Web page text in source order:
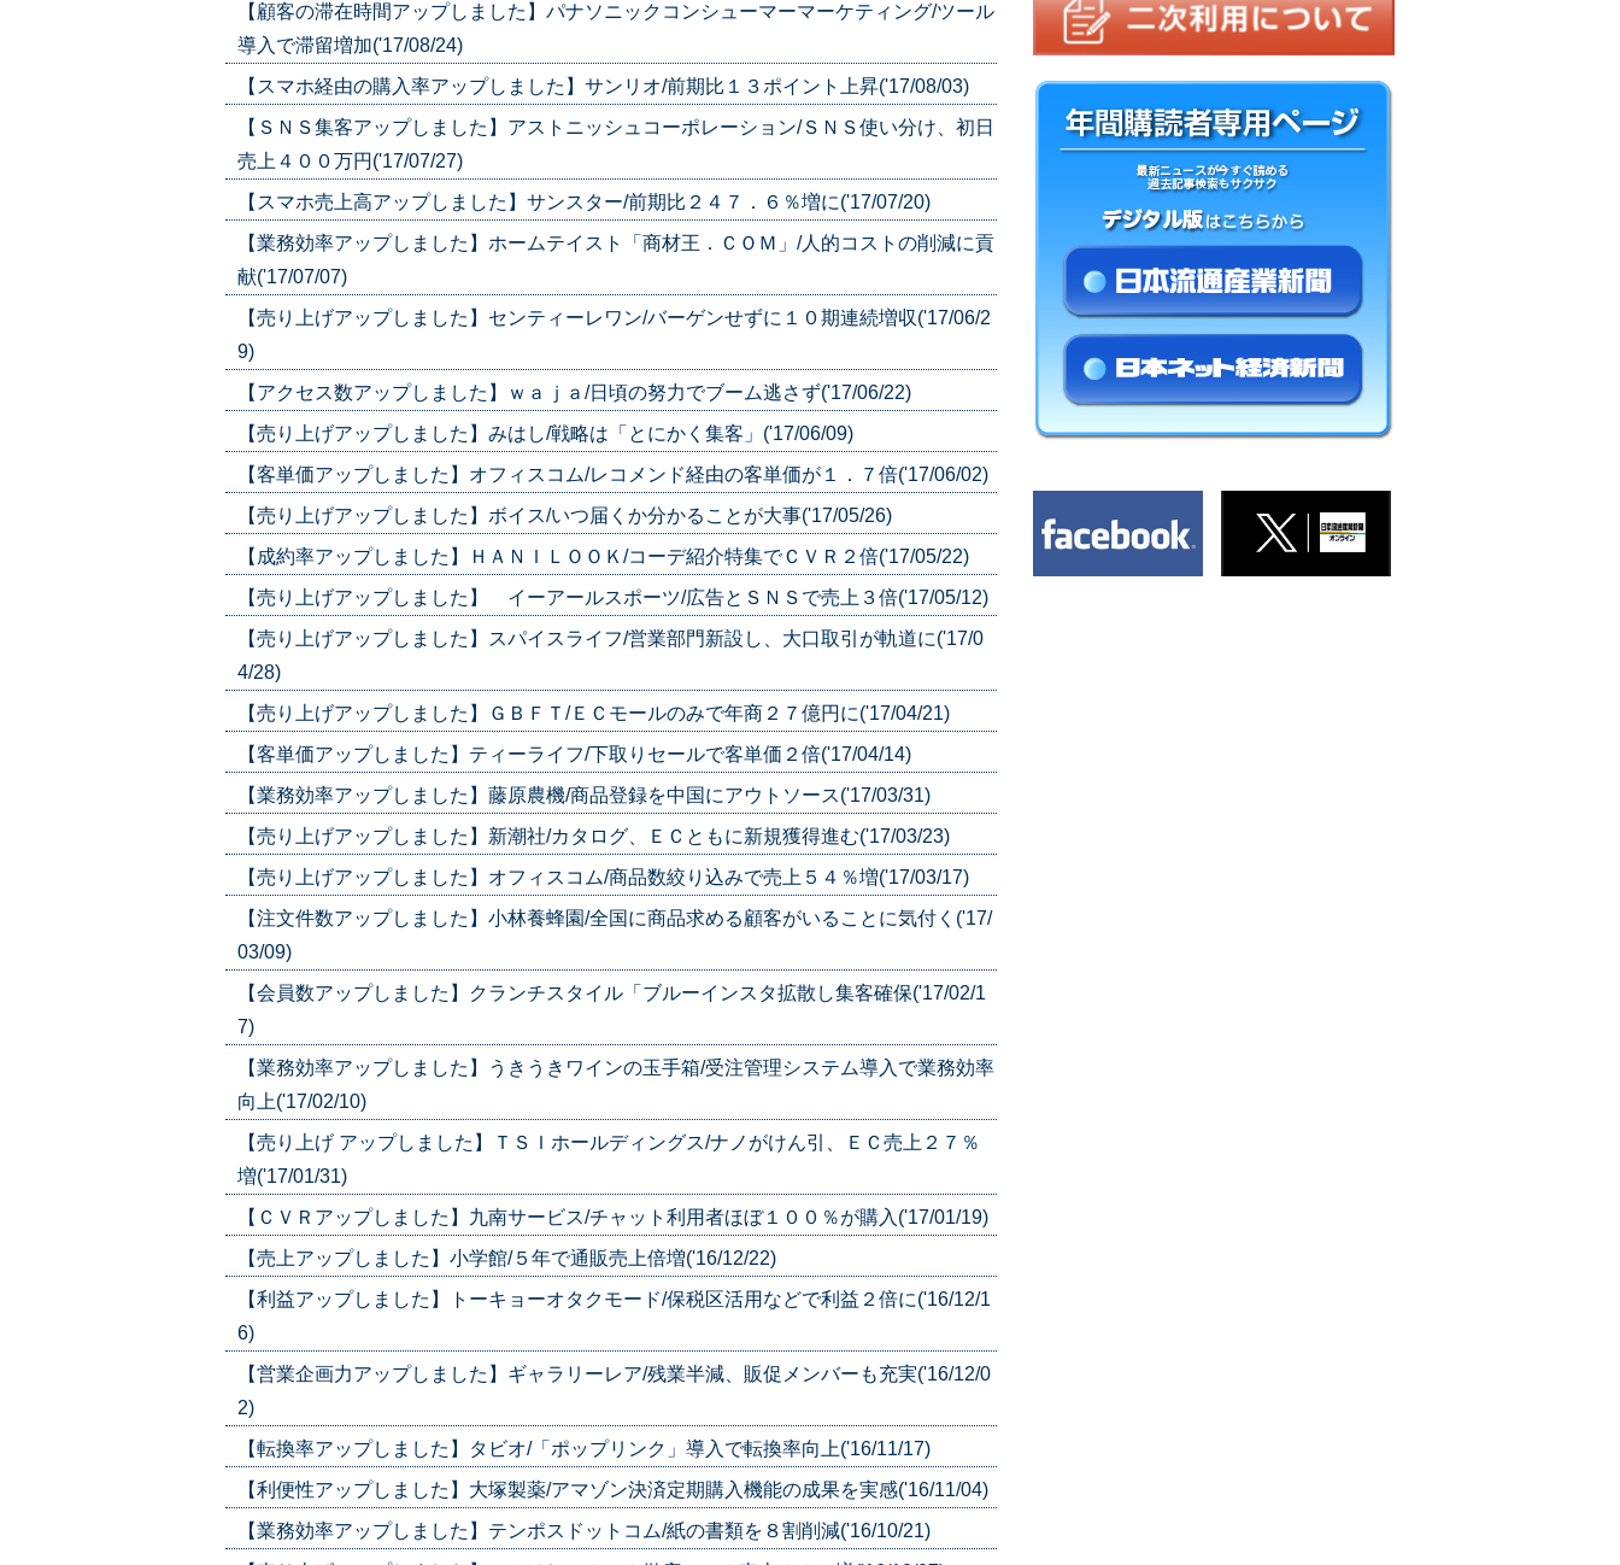
【顧客の滞在時間アップしました】パナソニックコンシューマーマーケティング/ツール
導入で滞留増加('17/08/24)
【スマホ経由の購入率アップしました】サンリオ/前期比１３ポイント上昇('17/08/03)
【ＳＮＳ集客アップしました】アストニッシュコーポレーション/ＳＮＳ使い分け、初日
売上４００万円('17/07/27)
【スマホ売上高アップしました】サンスター/前期比２４７．６％増に('17/07/20)
【業務効率アップしました】ホームテイスト「商材王．ＣＯＭ」/人的コストの削減に貢
献('17/07/07)
【売り上げアップしました】センティーレワン/バーゲンせずに１０期連続増収('17/06/2
9)
【アクセス数アップしました】ｗａｊａ/日頃の努力でブーム逃さず('17/06/22)
【売り上げアップしました】みはし/戦略は「とにかく集客」('17/06/09)
【客単価アップしました】オフィスコム/レコメンド経由の客単価が１．７倍('17/06/02)
【売り上げアップしました】ボイス/いつ届くか分かることが大事('17/05/26)
【成約率アップしました】ＨＡＮＩＬＯＯＫ/コーデ紹介特集でＣＶＲ２倍('17/05/22)
【売り上げアップしました】 イーアールスポーツ/広告とＳＮＳで売上３倍('17/05/12)
【売り上げアップしました】スパイスライフ/営業部門新設し、大口取引が軌道に('17/0
4/28)
【売り上げアップしました】ＧＢＦＴ/ＥＣモールのみで年商２７億円に('17/04/21)
【客単価アップしました】ティーライフ/下取りセールで客単価２倍('17/04/14)
【業務効率アップしました】藤原農機/商品登録を中国にアウトソース('17/03/31)
【売り上げアップしました】新潮社/カタログ、ＥＣともに新規獲得進む('17/03/23)
【売り上げアップしました】オフィスコム/商品数絞り込みで売上５４％増('17/03/17)
【注文件数アップしました】小林養蜂園/全国に商品求める顧客がいることに気付く('17/
03/09)
【会員数アップしました】クランチスタイル「ブルーインスタ拡散し集客確保('17/02/1
7)
【業務効率アップしました】うきうきワインの玉手箱/受注管理システム導入で業務効率
向上('17/02/10)
【売り上げ アップしました】ＴＳＩホールディングス/ナノがけん引、ＥＣ売上２７％
増('17/01/31)
【ＣＶＲアップしました】九南サービス/チャット利用者ほぼ１００％が購入('17/01/19)
【売上アップしました】小学館/５年で通販売上倍増('16/12/22)
【利益アップしました】トーキョーオタクモード/保税区活用などで利益２倍に('16/12/1
6)
【営業企画力アップしました】ギャラリーレア/残業半減、販促メンバーも充実('16/12/0
2)
【転換率アップしました】タビオ/「ポップリンク」導入で転換率向上('16/11/17)
【利便性アップしました】大塚製薬/アマゾン決済定期購入機能の成果を実感('16/11/04)
【業務効率アップしました】テンポスドットコム/紙の書類を８割削減('16/10/21)